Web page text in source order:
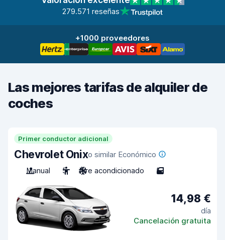
279.571 reseñas
+1000 proveedores
Las mejores tarifas de alquiler de
coches
Primer conductor adicional
Chevrolet Onixo similar Económico
Manual
5 Aire acondicionado 5
14,98 €
día
Cancelación gratuita